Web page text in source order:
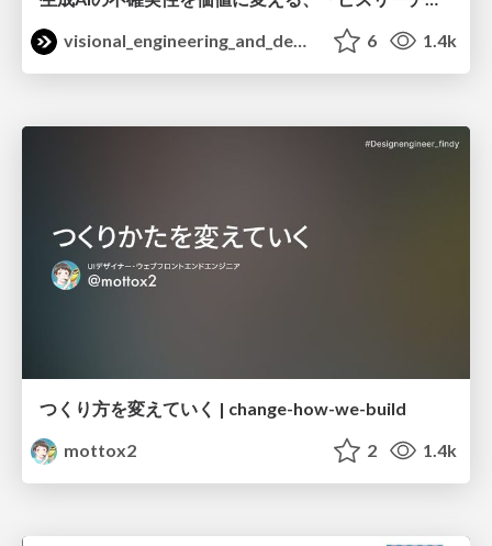
visional_engineering_and_design
6 1.4k
つくり方を変えていく | change-how-we-build
mottox2
2 1.4k